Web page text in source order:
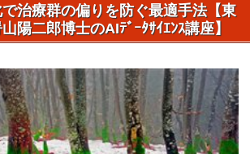
治療群の偏りを防ぐ最適手法【東
陽二郎博士のAIﾃﾞｰﾀｻｲｴﾝｽ講座】